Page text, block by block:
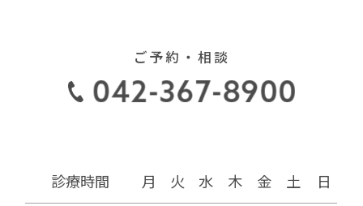
2022.07.05
ドクターリンデ ウエブセミ
ナー 2022.6.10
ブラシ～
ご予約・相談
診療時間 月 火 水 木 金 土 日